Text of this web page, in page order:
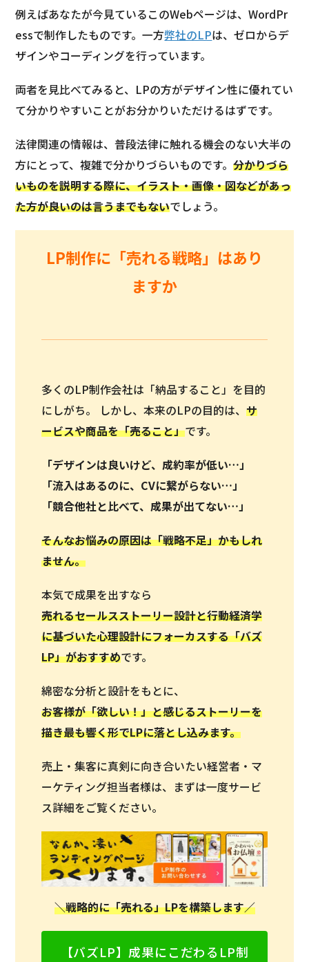
例えばあなたが今見ているこのWebページは、WordPr
essで制作したものです。一方弊社のLPは、ゼロからデ
ザインやコーディングを行っています。
両者を見比べてみると、LPの方がデザイン性に優れてい
て分かりやすいことがお分かりいただけるはずです。
法律関連の情報は、普段法律に触れる機会のない大半の
方にとって、複雑で分かりづらいものです。分かりづら
いものを説明する際に、イラスト・画像・図などがあっ
た方が良いのは言うまでもないでしょう。
LP制作に「売れる戦略」はあり
ますか
多くのLP制作会社は「納品すること」を目的
にしがち。 しかし、本来のLPの目的は、サ
ービスや商品を「売ること」です。
「デザインは良いけど、成約率が低い…」
「流入はあるのに、CVに繋がらない…」
「競合他社と比べて、成果が出てない…」
そんなお悩みの原因は「戦略不足」かもしれ
ません。
本気で成果を出すなら
売れるセールスストーリー設計と行動経済学
に基づいた心理設計にフォーカスする「バズ
LP」がおすすめです。
綿密な分析と設計をもとに、
お客様が「欲しい！」と感じるストーリーを
描き最も響く形でLPに落とし込みます。
売上・集客に真剣に向き合いたい経営者・マ
ーケティング担当者様は、まずは一度サービ
ス詳細をご覧ください。
＼戦略的に「売れる」LPを構築します／
【バズLP】成果にこだわるLP制